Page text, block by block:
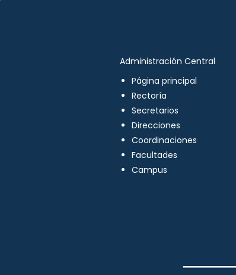
Administración Central
Página principal
Rectoría
Secretarios
Direcciones
Coordinaciones
Facultades
Campus